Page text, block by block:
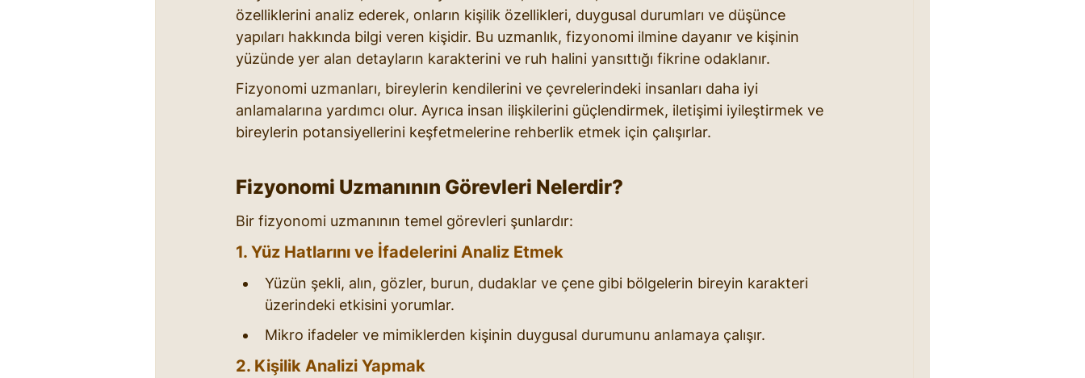
özelliklerini analiz ederek, onların kişilik özellikleri, duygusal durumları ve düşünce
yapıları hakkında bilgi veren kişidir. Bu uzmanlık, fizyonomi ilmine dayanır ve kişinin
yüzünde yer alan detayların karakterini ve ruh halini yansıttığı fikrine odaklanır.
Fizyonomi uzmanları, bireylerin kendilerini ve çevrelerindeki insanları daha iyi
anlamalarına yardımcı olur. Ayrıca insan ilişkilerini güçlendirmek, iletişimi iyileştirmek ve
bireylerin potansiyellerini keşfetmelerine rehberlik etmek için çalışırlar.
Fizyonomi Uzmanının Görevleri Nelerdir?
Bir fizyonomi uzmanının temel görevleri şunlardır:
1. Yüz Hatlarını ve İfadelerini Analiz Etmek
Yüzün şekli, alın, gözler, burun, dudaklar ve çene gibi bölgelerin bireyin karakteri
üzerindeki etkisini yorumlar.
Mikro ifadeler ve mimiklerden kişinin duygusal durumunu anlamaya çalışır.
2. Kişilik Analizi Yapmak